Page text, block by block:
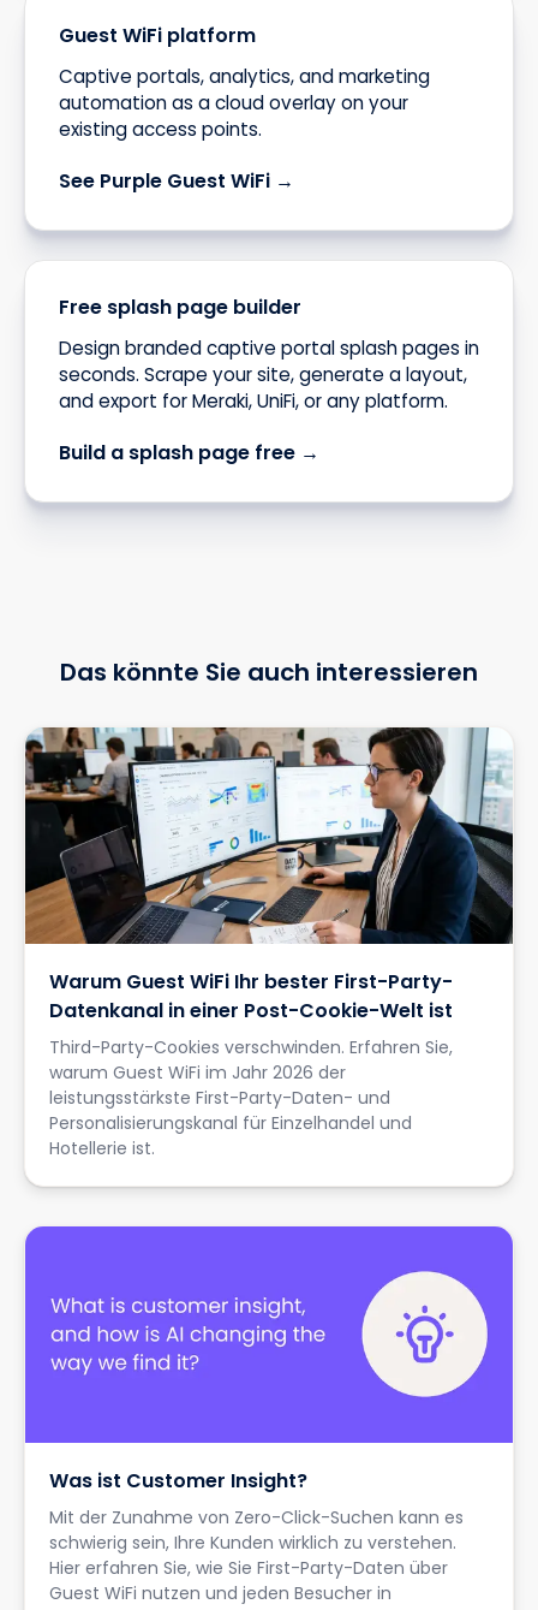
Guest WiFi platform
Captive portals, analytics, and marketing
automation as a cloud overlay on your
existing access points.
See Purple Guest WiFi →
Free splash page builder
Design branded captive portal splash pages in
seconds. Scrape your site, generate a layout,
and export for Meraki, UniFi, or any platform.
Build a splash page free →
Das könnte Sie auch interessieren
Warum Guest WiFi Ihr bester First-Party-
Datenkanal in einer Post-Cookie-Welt ist
Third-Party-Cookies verschwinden. Erfahren Sie,
warum Guest WiFi im Jahr 2026 der
leistungsstärkste First-Party-Daten- und
Personalisierungskanal für Einzelhandel und
Hotellerie ist.
Was ist Customer Insight?
Mit der Zunahme von Zero-Click-Suchen kann es
schwierig sein, Ihre Kunden wirklich zu verstehen.
Hier erfahren Sie, wie Sie First-Party-Daten über
Guest WiFi nutzen und jeden Besucher in